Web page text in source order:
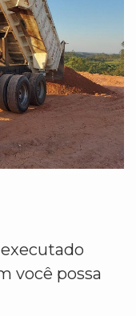
você possa